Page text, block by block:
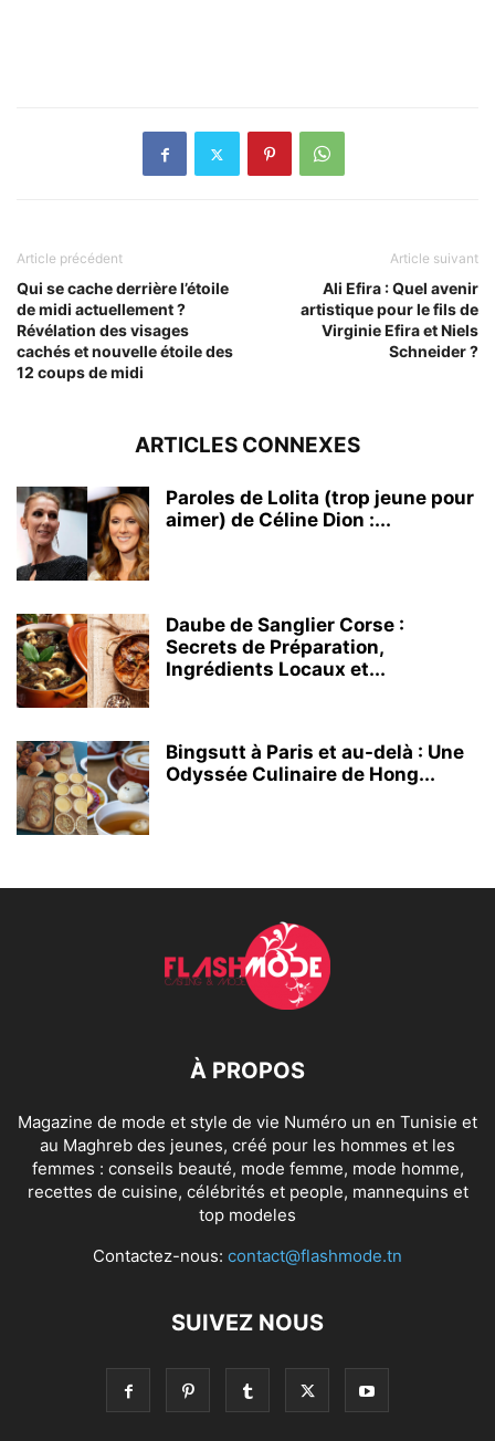
Article précédent
Qui se cache derrière l’étoile
de midi actuellement ?
Révélation des visages
cachés et nouvelle étoile des
12 coups de midi
Article suivant
Ali Efira : Quel avenir
artistique pour le fils de
Virginie Efira et Niels
Schneider ?
ARTICLES CONNEXES
Paroles de Lolita (trop jeune pour
aimer) de Céline Dion :...
Daube de Sanglier Corse :
Secrets de Préparation,
Ingrédients Locaux et...
Bingsutt à Paris et au-delà : Une
Odyssée Culinaire de Hong...
À PROPOS
Magazine de mode et style de vie Numéro un en Tunisie et
au Maghreb des jeunes, créé pour les hommes et les
femmes : conseils beauté, mode femme, mode homme,
recettes de cuisine, célébrités et people, mannequins et
top modeles
Contactez-nous: contact@flashmode.tn
SUIVEZ NOUS